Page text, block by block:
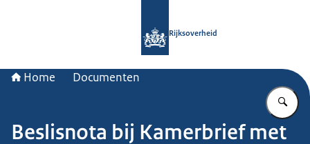
Rijksoverheid
Home Documenten
Beslisnota bij Kamerbrief met